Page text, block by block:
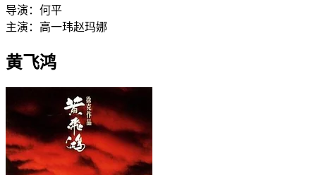
导演： 何平
主演： 高一玮赵玛娜
黄飞鸿